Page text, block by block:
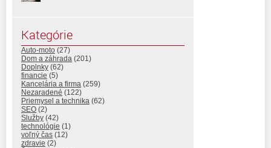
Kategórie
Auto-moto (27)
Dom a záhrada (201)
Doplnky (62)
financie (5)
Kancelária a firma (259)
Nezaradené (122)
Priemysel a technika (62)
SEO (2)
Služby (42)
technológie (1)
voľný čas (12)
zdravie (2)